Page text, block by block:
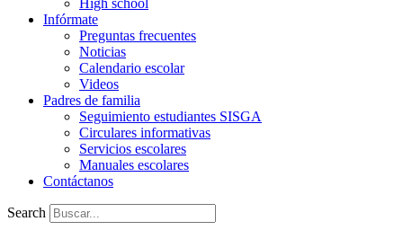
High school
Infórmate
Preguntas frecuentes
Noticias
Calendario escolar
Videos
Padres de familia
Seguimiento estudiantes SISGA
Circulares informativas
Servicios escolares
Manuales escolares
Contáctanos
Search